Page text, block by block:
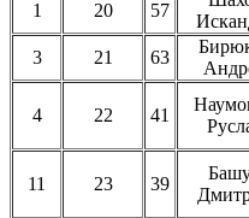
1 20 57
3 21 63
4 22 41
11 23 39